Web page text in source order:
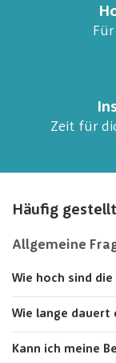
Zeit für
Häufig
Allgemeine
Wie hoch sind
Wie lange dauert
Kann ich meine